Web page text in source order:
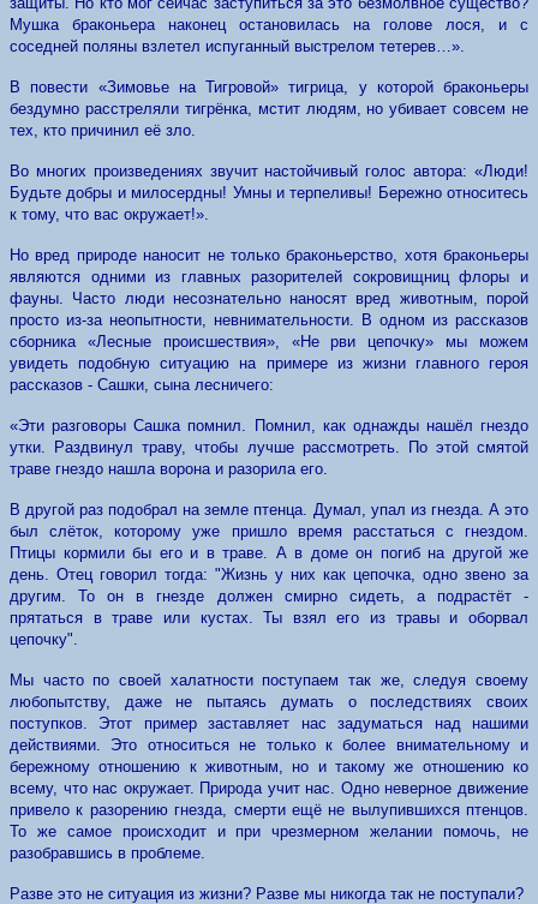
Мушка браконьера наконец остановилась на голове лося, и с
соседней поляны взлетел испуганный выстрелом тетерев…».
В повести «Зимовье на Тигровой» тигрица, у которой браконьеры
бездумно расстреляли тигрёнка, мстит людям, но убивает совсем не
тех, кто причинил её зло.
Во многих произведениях звучит настойчивый голос автора: «Люди!
Будьте добры и милосердны! Умны и терпеливы! Бережно относитесь
к тому, что вас окружает!».
Но вред природе наносит не только браконьерство, хотя браконьеры
являются одними из главных разорителей сокровищниц флоры и
фауны. Часто люди несознательно наносят вред животным, порой
просто из-за неопытности, невнимательности. В одном из рассказов
сборника «Лесные происшествия», «Не рви цепочку» мы можем
увидеть подобную ситуацию на примере из жизни главного героя
рассказов - Сашки, сына лесничего:
«Эти разговоры Сашка помнил. Помнил, как однажды нашёл гнездо
утки. Раздвинул траву, чтобы лучше рассмотреть. По этой смятой
траве гнездо нашла ворона и разорила его.
В другой раз подобрал на земле птенца. Думал, упал из гнезда. А это
был слёток, которому уже пришло время расстаться с гнездом.
Птицы кормили бы его и в траве. А в доме он погиб на другой же
день. Отец говорил тогда: "Жизнь у них как цепочка, одно звено за
другим. То он в гнезде должен смирно сидеть, а подрастёт -
прятаться в траве или кустах. Ты взял его из травы и оборвал
цепочку".
Мы часто по своей халатности поступаем так же, следуя своему
любопытству, даже не пытаясь думать о последствиях своих
поступков. Этот пример заставляет нас задуматься над нашими
действиями. Это относиться не только к более внимательному и
бережному отношению к животным, но и такому же отношению ко
всему, что нас окружает. Природа учит нас. Одно неверное движение
привело к разорению гнезда, смерти ещё не вылупившихся птенцов.
То же самое происходит и при чрезмерном желании помочь, не
разобравшись в проблеме.
Разве это не ситуация из жизни? Разве мы никогда так не поступали?